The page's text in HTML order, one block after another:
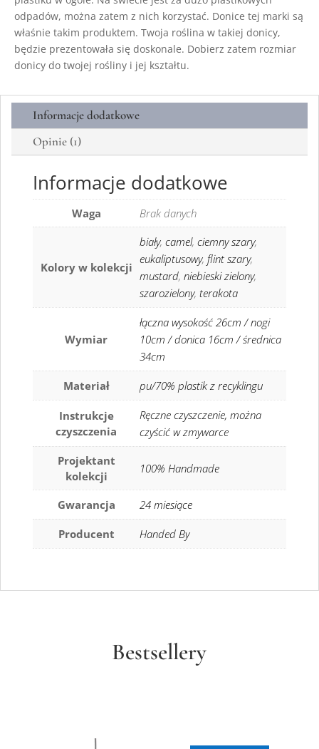
odpadów, można zatem z nich korzystać. Donice tej marki są
właśnie takim produktem. Twoja roślina w takiej donicy,
będzie prezentowała się doskonale. Dobierz zatem rozmiar
donicy do twojej rośliny i jej kształtu.
Informacje dodatkowe
Opinie (1)
Informacje dodatkowe
Waga Brak danych
Kolory w kolekcji
biały, camel, ciemny szary,
eukaliptusowy, flint szary,
mustard, niebieski zielony,
szarozielony, terakota
Wymiar
łączna wysokość 26cm / nogi
10cm / donica 16cm / średnica
34cm
Materiał pu/70% plastik z recyklingu
Instrukcje
czyszczenia
Ręczne czyszczenie, można
czyścić w zmywarce
Projektant
kolekcji
100% Handmade
Gwarancja 24 miesiące
Producent Handed By
Bestsellery